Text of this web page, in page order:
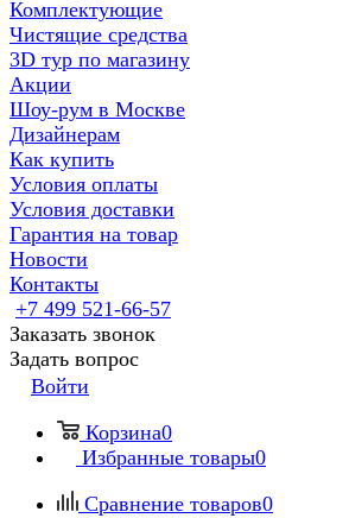
Комплектующие
Чистящие средства
3D тур по магазину
Акции
Шоу-рум в Москве
Дизайнерам
Как купить
Условия оплаты
Условия доставки
Гарантия на товар
Новости
Контакты
+7 499 521-66-57
Заказать звонок
Задать вопрос
Войти
Корзина0
Избранные товары0
Сравнение товаров0